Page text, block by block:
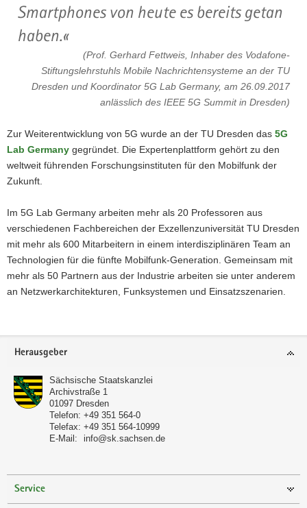
Smartphones von heute es bereits getan
haben.
(Prof. Gerhard Fettweis, Inhaber des Vodafone-
Stiftungslehrstuhls Mobile Nachrichtensysteme an der TU
Dresden und Koordinator 5G Lab Germany, am 26.09.2017
anlässlich des IEEE 5G Summit in Dresden)
Zur Weiterentwicklung von 5G wurde an der TU Dresden das 5G
Lab Germany gegründet. Die Expertenplattform gehört zu den
weltweit führenden Forschungsinstituten für den Mobilfunk der
Zukunft.
Im 5G Lab Germany arbeiten mehr als 20 Professoren aus
verschiedenen Fachbereichen der Exzellenzuniversität TU Dresden
mit mehr als 600 Mitarbeitern in einem interdisziplinären Team an
Technologien für die fünfte Mobilfunk-Generation. Gemeinsam mit
mehr als 50 Partnern aus der Industrie arbeiten sie unter anderem
an Netzwerkarchitekturen, Funksystemen und Einsatzszenarien.
Footer-
Herausgeber
Sächsische Staatskanzlei
Archivstraße 1
01097 Dresden
Telefon: +49 351 564-0
Telefax: +49 351 564-10999
E-Mail:
info@sk.sachsen.de
Service